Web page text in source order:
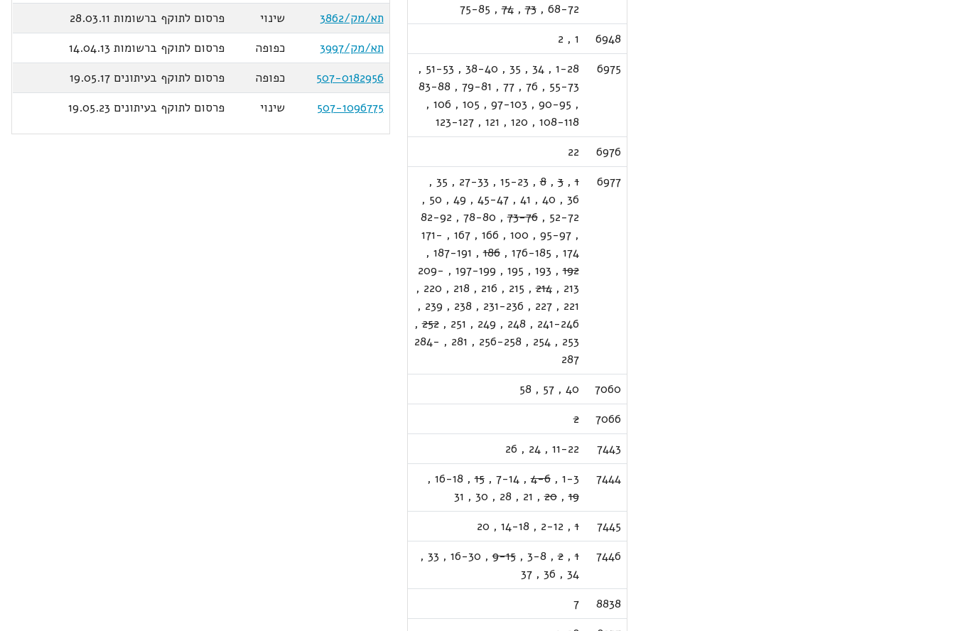
68-72
,
73
,
74
,
75-85
6948
1
,
2
6975
1-28
,
34
,
35
,
38-40
,
51-53
,
55-73
,
76
,
77
,
79-81
,
83-88
,
90-95
,
97-103
,
105
,
106
,
108-118
,
120
,
121
,
123-127
6976
22
6977
1
,
3
,
8
,
15-23
,
27-33
,
35
,
36
,
40
,
41
,
45-47
,
49
,
50
,
52-72
,
73-76
,
78-80
,
82-92
,
95-97
,
100
,
166
,
167
,
171-
174
,
176-185
,
186
,
187-191
,
192
,
193
,
195
,
197-199
,
209-
213
,
214
,
215
,
216
,
218
,
220
,
221
,
227
,
231-236
,
238
,
239
,
241-246
,
248
,
249
,
251
,
252
,
253
,
254
,
256-258
,
281
,
284-
287
7060
40
,
57
,
58
7066
2
7443
11-22
,
24
,
26
7444
1-3
,
4-6
,
7-14
,
15
,
16-18
,
19
,
20
,
21
,
28
,
30
,
31
7445
1
,
2-12
,
14-18
,
20
7446
1
,
2
,
3-8
,
9-15
,
16-30
,
33
,
34
,
36
,
37
8838
7
תא/מק/3862
שינוי
פרסום לתוקף ברשומות 28.03.11
תא/מק/3997
כפופה
פרסום לתוקף ברשומות 14.04.13
507-0182956
כפופה
פרסום לתוקף בעיתונים 19.05.17
507-1096775
שינוי פרסום לתוקף בעיתונים 19.05.23